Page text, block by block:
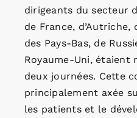
dirigeants du secteur
de France, d’Autriche,
des Pays-Bas, de
Royaume-Uni, étaient
deux journées. Cette
principalement axée
les patients et le